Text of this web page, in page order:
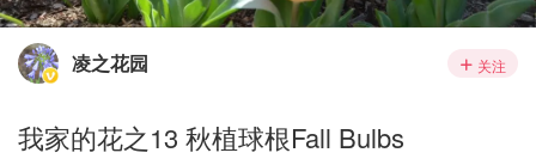
凌之花园 关注
我家的花之13 秋植球根Fall Bulbs